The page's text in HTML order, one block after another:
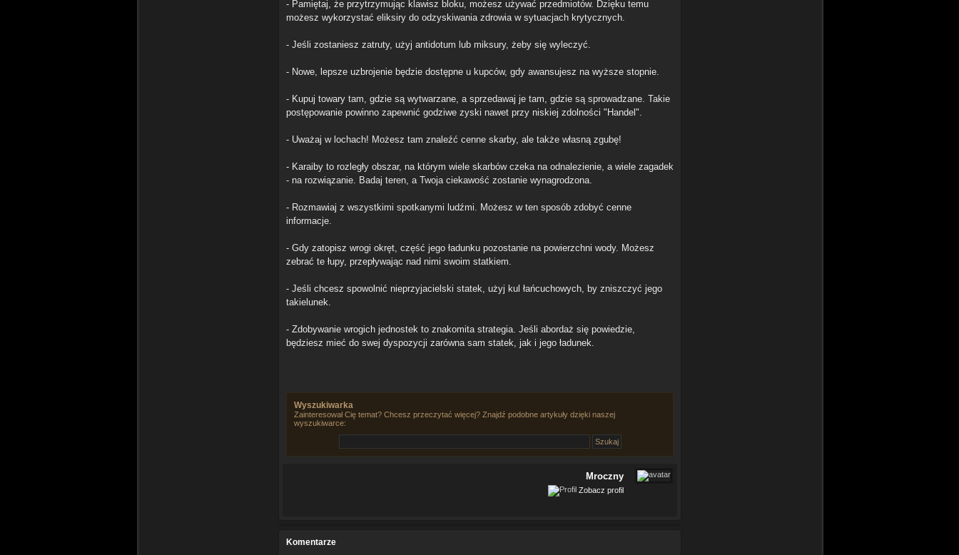
- Pamiętaj, że przytrzymując klawisz bloku, możesz używać przedmiotów. Dzięku temu
możesz wykorzystać eliksiry do odzyskiwania zdrowia w sytuacjach krytycznych.
- Jeśli zostaniesz zatruty, użyj antidotum lub miksury, żeby się wyleczyć.
- Nowe, lepsze uzbrojenie będzie dostępne u kupców, gdy awansujesz na wyższe stopnie.
- Kupuj towary tam, gdzie są wytwarzane, a sprzedawaj je tam, gdzie są sprowadzane. Takie
postępowanie powinno zapewnić godziwe zyski nawet przy niskiej zdolności "Handel".
- Uważaj w lochach! Możesz tam znaleźć cenne skarby, ale także własną zgubę!
- Karaiby to rozległy obszar, na którym wiele skarbów czeka na odnalezienie, a wiele zagadek
- na rozwiązanie. Badaj teren, a Twoja ciekawość zostanie wynagrodzona.
- Rozmawiaj z wszystkimi spotkanymi ludźmi. Możesz w ten sposób zdobyć cenne
informacje.
- Gdy zatopisz wrogi okręt, część jego ładunku pozostanie na powierzchni wody. Możesz
zebrać te łupy, przepływając nad nimi swoim statkiem.
- Jeśli chcesz spowolnić nieprzyjacielski statek, użyj kul łańcuchowych, by zniszczyć jego
takielunek.
- Zdobywanie wrogich jednostek to znakomita strategia. Jeśli abordaż się powiedzie,
będziesz mieć do swej dyspozycji zarówna sam statek, jak i jego ładunek.
Wyszukiwarka
Zainteresował Cię temat? Chcesz przeczytać więcej? Znajdź podobne artykuły dzięki naszej
wyszukiwarce:
Mroczny
Zobacz profil
Komentarze